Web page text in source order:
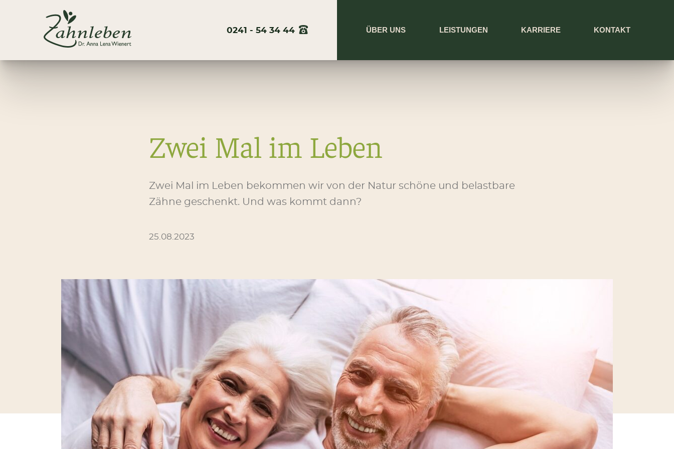
0241 - 54 34 44 ÜBER UNS LEISTUNGEN KARRIERE KONTAKT
Zwei Mal im Leben
Zwei Mal im Leben bekommen wir von der Natur schöne und belastbare
Zähne geschenkt. Und was kommt dann?
25.08.2023